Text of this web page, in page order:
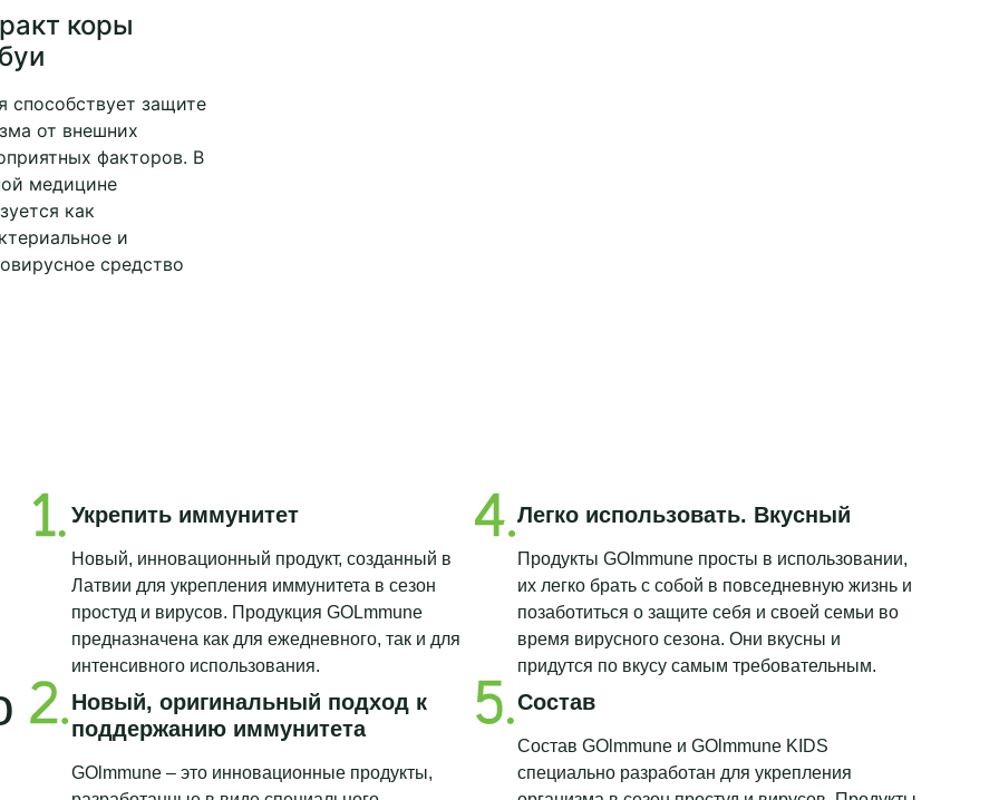
коры
способствует защите
от внешних
факторов. В
медицине
как
и
средство
Укрепить иммунитет
Новый, инновационный продукт, созданный в
Латвии для укрепления иммунитета в сезон
простуд и вирусов. Продукция GOLmmune
предназначена как для ежедневного, так и для
интенсивного использования.
Новый, оригинальный подход к
поддержанию иммунитета
GOlmmune – это инновационные продукты,
Легко использовать. Вкусный
Продукты GOImmune просты в использовании,
их легко брать с собой в повседневную жизнь и
позаботиться о защите себя и своей семьи во
время вирусного сезона. Они вкусны и
придутся по вкусу самым требовательным.
Состав
Состав GOlmmune и GOlmmune KIDS
специально разработан для укрепления